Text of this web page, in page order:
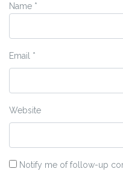
Name *
Email *
Website
Notify me of follow-up